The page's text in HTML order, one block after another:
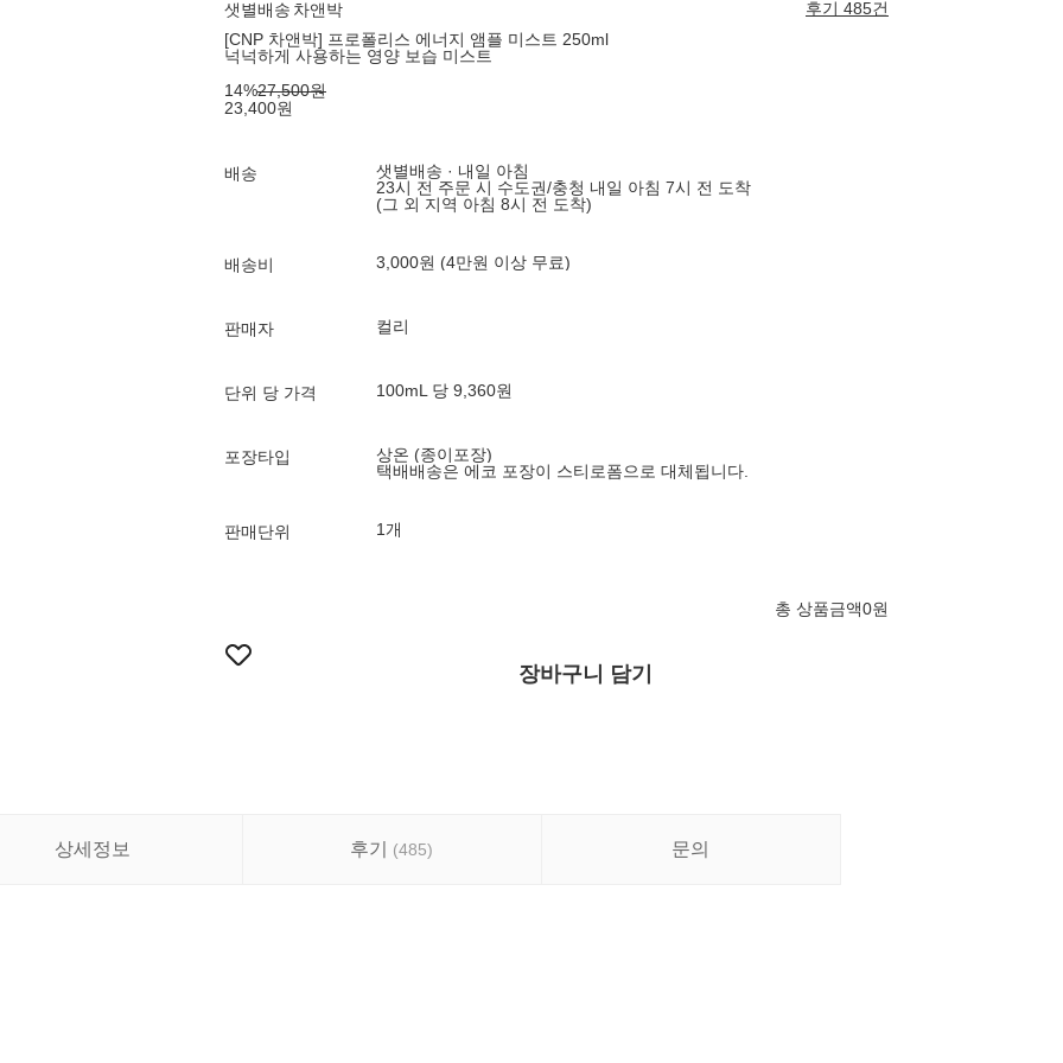
샛별배송 차앤박
후기 485건
[CNP 차앤박] 프로폴리스 에너지 앰플 미스트 250ml
넉넉하게 사용하는 영양 보습 미스트
14%27,500원
23,400원
배송
샛별배송 · 내일 아침
23시 전 주문 시 수도권/충청 내일 아침 7시 전 도착
(그 외 지역 아침 8시 전 도착)
배송비 3,000원 (4만원 이상 무료)
판매자 컬리
단위 당 가격 100mL 당 9,360원
포장타입
상온 (종이포장)
택배배송은 에코 포장이 스티로폼으로 대체됩니다.
판매단위 1개
총 상품금액0원
장바구니 담기
상세정보 후기 (485) 문의